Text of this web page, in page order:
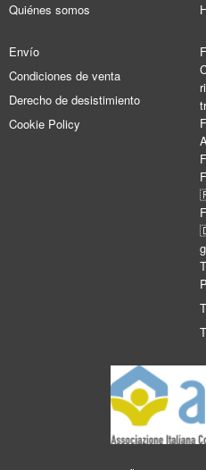
Quiénes somos
Envío
Condiciones de venta
Derecho de desistimiento
Cookie Policy